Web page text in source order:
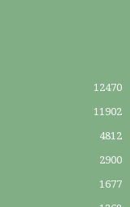
12470
11902
4812
2900
1677